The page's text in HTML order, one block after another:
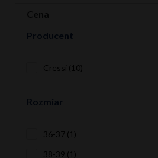
Producent
Cressi (10)
Rozmiar
36-37 (1)
38-39 (1)